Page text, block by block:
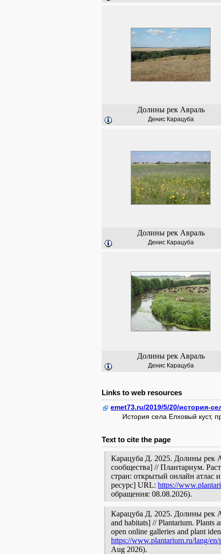
Долины рек Авраль
Денис Карацуба
Долины рек Авраль
Денис Карацуба
Долины рек Авраль
Денис Карацуба
Links to web resources
emet73.ru/2019/5/20/история-
История села Елховый куст,
Text to cite the page
Карацуба Д. 2025. Долины рек
сообщества] // Плантариум.
стран: открытый онлайн атлас
ресурс] URL: https://
обращения: 08.08.2026).
Карацуба Д. 2025. Долины рек
and habitats] // Plantarium. Plants
open online galleries and plant
https://www.plantarium.ru/lang/
Aug 2026).